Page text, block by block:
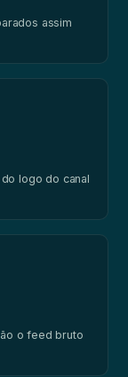
assim
logo do canal
o feed bruto